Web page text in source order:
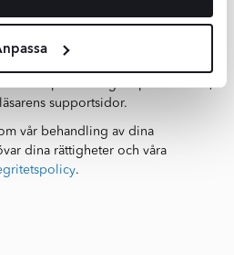
häreller
supportsidor.
vår behandling av dina
dina rättigheter och våra
.